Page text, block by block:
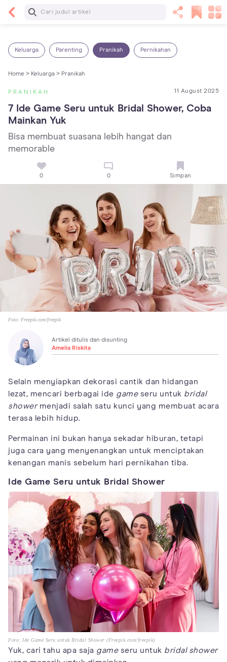
Baca Selanjutnya
Keluarga Parenting Pranikah Pernikahan
Home > Keluarga > Pranikah
PRANIKAH 11 August 2025
7 Ide Game Seru untuk Bridal Shower, Coba
Mainkan Yuk
Bisa membuat suasana lebih hangat dan
memorable
0 0 Simpan
Foto: Freepik.com/freepik
Artikel ditulis dan disunting
Amelia Riskita
Selain menyiapkan dekorasi cantik dan hidangan
lezat, mencari berbagai ide gameseru untuk bridal
showermenjadi salah satu kunci yang membuat acara
terasa lebih hidup.
Permainan ini bukan hanya sekadar hiburan, tetapi
juga cara yang menyenangkan untuk menciptakan
kenangan manis sebelum hari pernikahan tiba.
Ide Game Seru untuk Bridal Shower
Foto: Ide Game Seru untuk Bridal Shower (Freepik.com/freepik)
Yuk, cari tahu apa saja gameseru untuk bridal shower